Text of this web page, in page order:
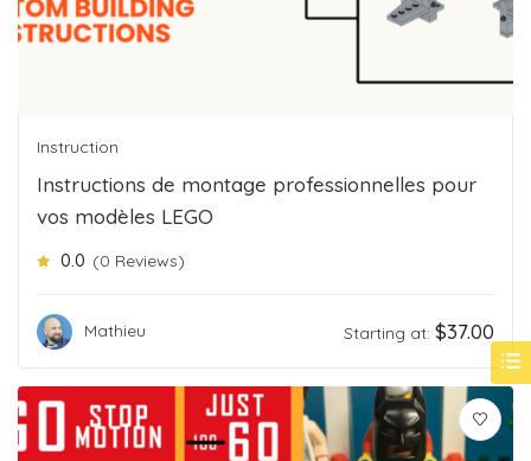
Instruction
Instructions de montage professionnelles pour
vos modèles LEGO
0.0 (0 Reviews)
Mathieu Starting at: $37.00